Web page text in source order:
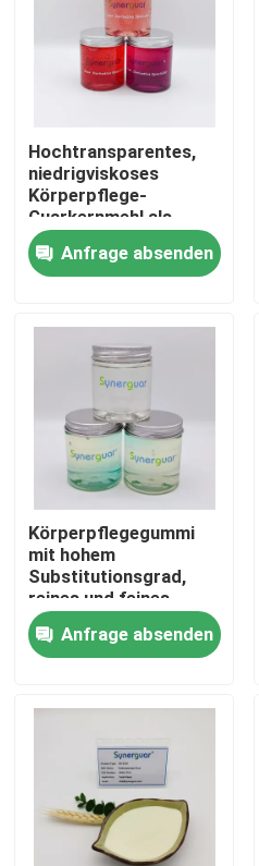
Heim
Videos
Über uns
Werksbesichtigung
Qualitätskontrolle
Kontakt mit uns
Angebot anfordern
Hochtransparentes,
niedrigviskoses
Körperpflege-
Guarkernmehl als
Spülung
Anfrage absenden
Körperpflegegummi
mit hohem
Substitutionsgrad,
reines und feines
Pulver, kühl
aufbewahren
Anfrage absenden